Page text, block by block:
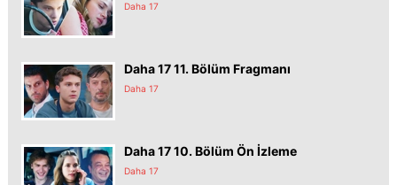
Daha 17
Daha 17 11. Bölüm Fragmanı
Daha 17
Daha 17 10. Bölüm Ön İzleme
Daha 17